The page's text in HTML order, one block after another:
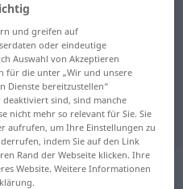
Übersetzung
und greifen auf
oder eindeutige
Auswahl von Akzeptieren
für die unter „Wir und unsere
Dienste bereitzustellen“
sind, sind manche
nicht mehr so relevant für Sie. Sie
aufrufen, um Ihre Einstellungen zu
indem Sie auf den Link
Rand der Webseite klicken. Ihre
Website. Weitere Informationen